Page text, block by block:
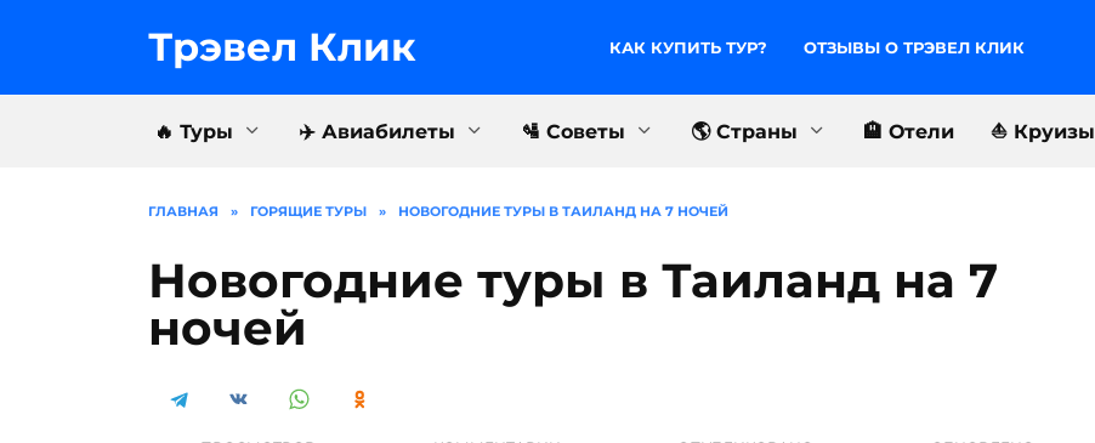
Трэвел Клик КАК КУПИТЬ ТУР? ОТЗЫВЫ О ТРЭВЕЛ КЛИК
🔥 Туры ✈️ Авиабилеты 🛂 Советы 🌎 Страны 🏨 Отели ⛵️ Круизы
ГЛАВНАЯ » ГОРЯЩИЕ ТУРЫ » НОВОГОДНИЕ ТУРЫ В ТАИЛАНД НА 7 НОЧЕЙ
Новогодние туры в Таиланд на 7
ночей